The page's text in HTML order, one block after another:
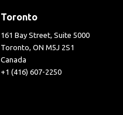
Toronto
161 Bay Street, Suite 5000
Toronto, ON M5J 2S1
Canada
+1 (416) 607-2250